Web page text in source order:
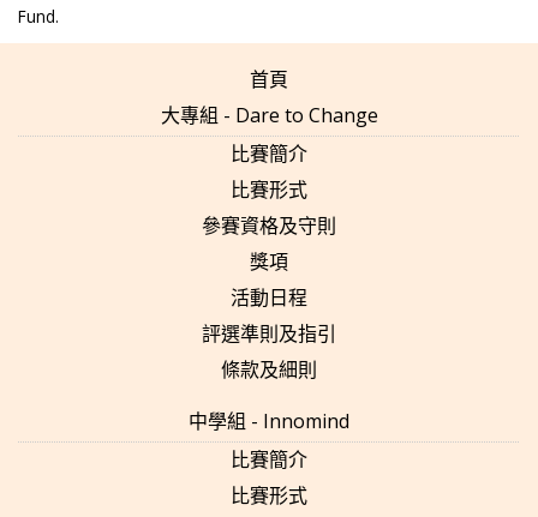
Fund.
首頁
大專組 - Dare to Change
比賽簡介
比賽形式
參賽資格及守則
獎項
活動日程
評選準則及指引
條款及細則
中學組 - Innomind
比賽簡介
比賽形式